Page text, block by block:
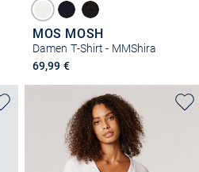
MOS MOSH
Damen T-Shirt - MMShira
69,99 €